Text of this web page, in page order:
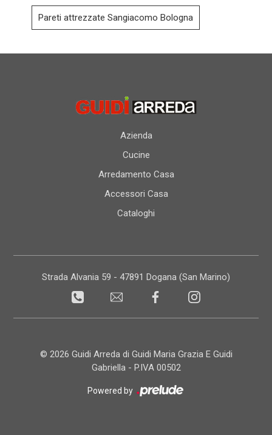
Pareti attrezzate Sangiacomo Bologna
Azienda
Cucine
Arredamento Casa
Accessori Casa
Cataloghi
Strada Alvania 59 - 47891 Dogana (San Marino)
© 2026 Guidi Arreda di Guidi Maria Grazia E Guidi
Gabriella - P.IVA 00502
Powered by